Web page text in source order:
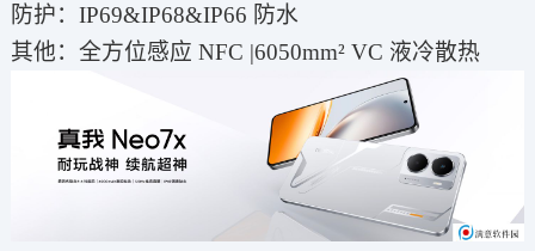
防护：IP69&IP68&IP66 防水
其他：全方位感应 NFC |6050mm² VC 液冷散热